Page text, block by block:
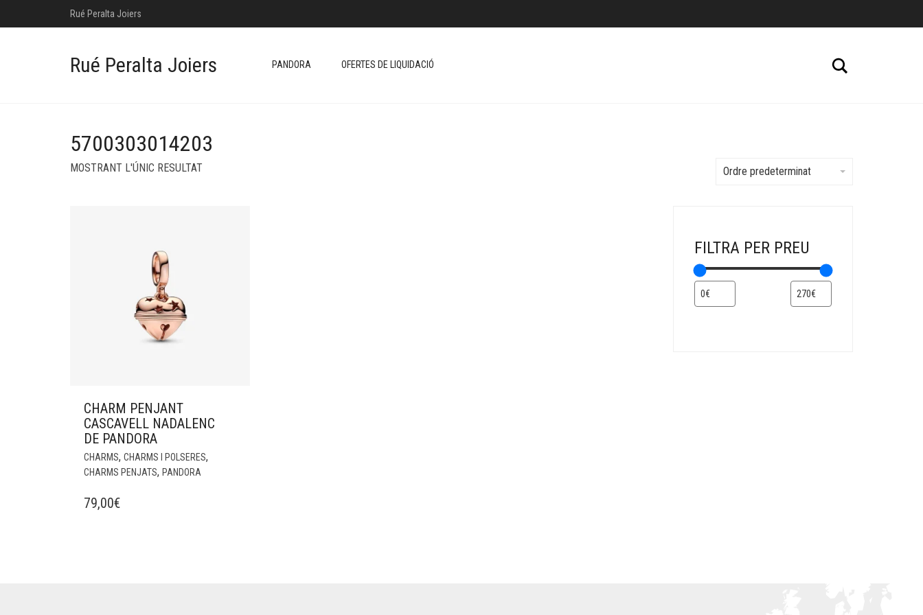
Rué Peralta Joiers
Rué Peralta Joiers PANDORA OFERTES DE LIQUIDACIÓ
5700303014203
MOSTRANT L'ÚNIC RESULTAT Ordre predeterminat
CHARM PENJANT
CASCAVELL NADALENC
DE PANDORA
CHARMS, CHARMS I POLSERES,
CHARMS PENJATS, PANDORA
79,00€
FILTRA PER PREU